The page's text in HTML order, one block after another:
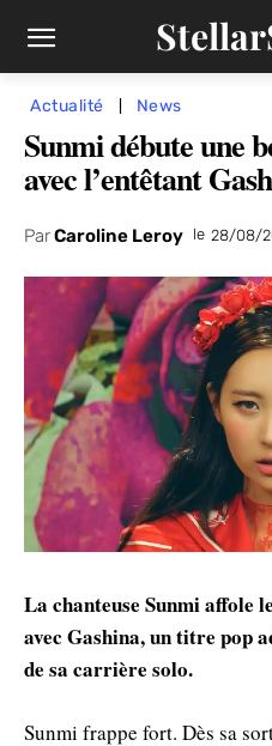
Actualité News
Sunmi débute une
avec l’entêtant
ParCaroline Leroy le 28/08/
La chanteuse Sunmi affole
avec Gashina, un titre pop
de sa carrière solo.
Sunmi frappe fort. Dès sa